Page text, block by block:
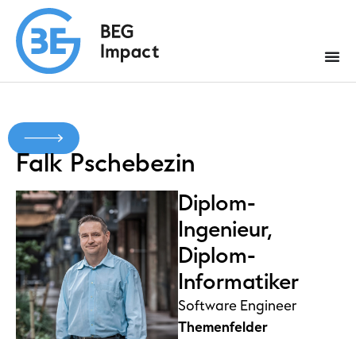
Falk Pschebezin
Diplom-
Ingenieur,
Diplom-
Informatiker
Software Engineer
Themenfelder